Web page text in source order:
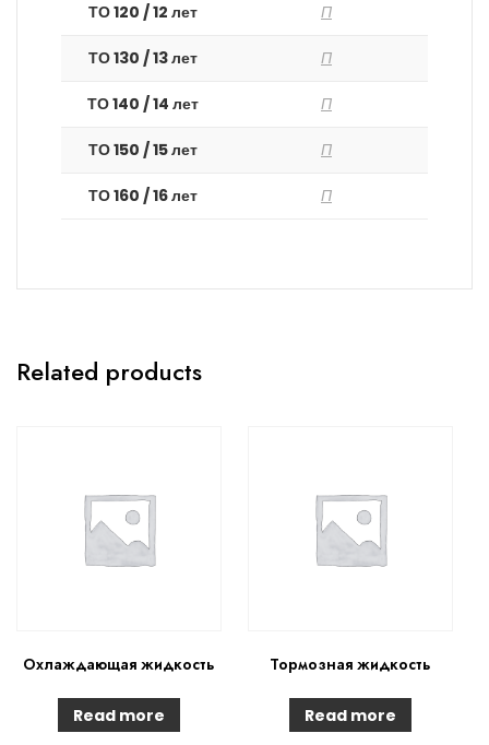
ТО 120 / 12 лет П
ТО 130 / 13 лет П
ТО 140 / 14 лет П
ТО 150 / 15 лет П
ТО 160 / 16 лет П
Related products
Охлаждающая жидкость
Read more
Тормозная жидкость
Read more